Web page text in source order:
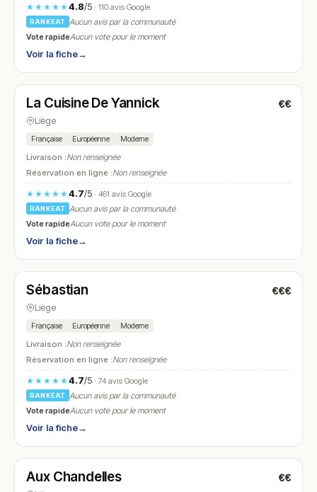
★★★★★4.8/5· 110 avis Google
RANKEAT
Aucun avis par la communauté
Vote rapideAucun vote pour le moment
Voir la fiche→
N° 6
La Cuisine De Yannick €€
Liège
Française Européenne Moderne
Livraison :Non renseignée
Réservation en ligne :Non renseignée
★★★★★4.7/5· 461 avis Google
RANKEAT
Aucun avis par la communauté
Vote rapideAucun vote pour le moment
Voir la fiche→
N° 7
Sébastian €€€
Liège
Française Européenne Moderne
Livraison :Non renseignée
Réservation en ligne :Non renseignée
★★★★★4.7/5· 74 avis Google
RANKEAT
Aucun avis par la communauté
Vote rapideAucun vote pour le moment
Voir la fiche→
N° 8
Aux Chandelles €€